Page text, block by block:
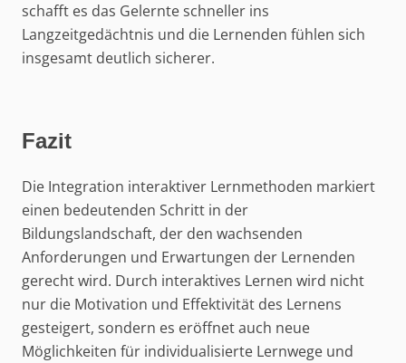
schafft es das Gelernte schneller ins
Langzeitgedächtnis und die Lernenden fühlen sich
insgesamt deutlich sicherer.
Fazit
Die Integration interaktiver Lernmethoden markiert
einen bedeutenden Schritt in der
Bildungslandschaft, der den wachsenden
Anforderungen und Erwartungen der Lernenden
gerecht wird. Durch interaktives Lernen wird nicht
nur die Motivation und Effektivität des Lernens
gesteigert, sondern es eröffnet auch neue
Möglichkeiten für individualisierte Lernwege und